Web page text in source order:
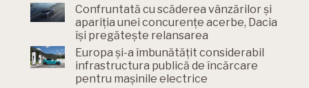
Confruntată cu scăderea vânzărilor și
apariția unei concurențe acerbe, Dacia
își pregătește relansarea
Europa și-a îmbunătățit considerabil
infrastructura publică de încărcare
pentru mașinile electrice